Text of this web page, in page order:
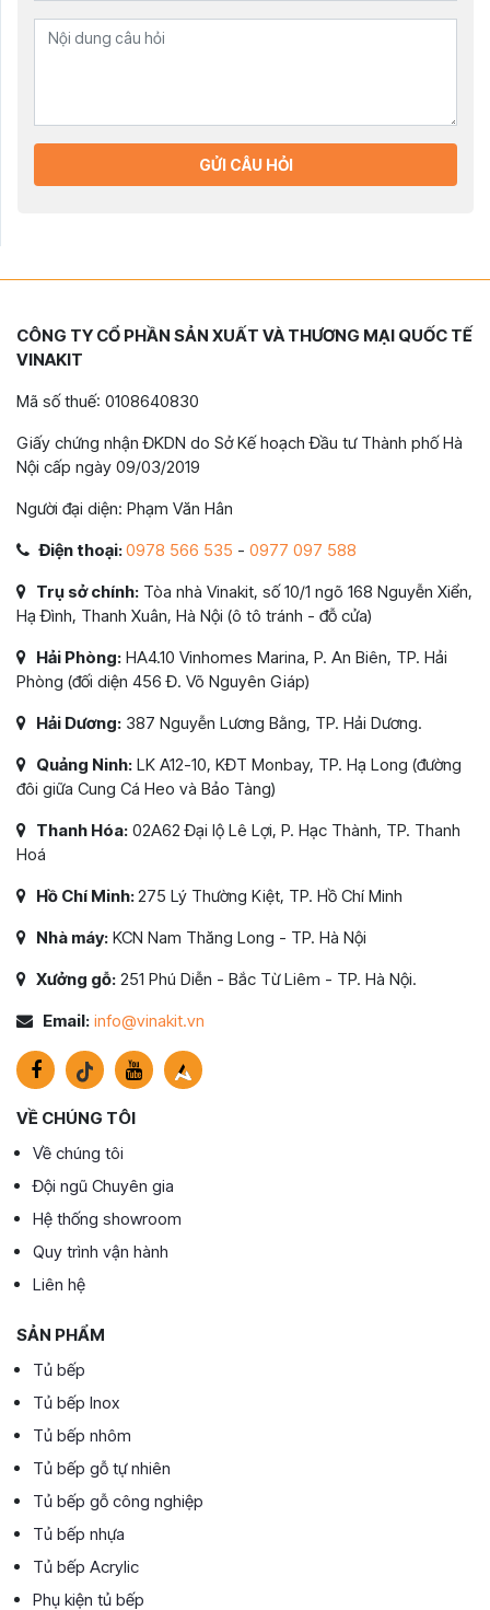
GỬI CÂU HỎI
CÔNG TY CỔ PHẦN SẢN XUẤT VÀ THƯƠNG MẠI QUỐC TẾ
VINAKIT
Mã số thuế: 0108640830
Giấy chứng nhận ĐKDN do Sở Kế hoạch Đầu tư Thành phố Hà
Nội cấp ngày 09/03/2019
Người đại diện: Phạm Văn Hân
Điện thoại:0978 566 535 - 0977 097 588
Trụ sở chính: Tòa nhà Vinakit, số 10/1 ngõ 168 Nguyễn Xiển,
Hạ Đình, Thanh Xuân, Hà Nội (ô tô tránh - đỗ cửa)
Hải Phòng: HA4.10 Vinhomes Marina, P. An Biên, TP. Hải
Phòng (đối diện 456 Đ. Võ Nguyên Giáp)
Hải Dương: 387 Nguyễn Lương Bằng, TP. Hải Dương.
Quảng Ninh: LK A12-10, KĐT Monbay, TP. Hạ Long (đường
đôi giữa Cung Cá Heo và Bảo Tàng)
Thanh Hóa: 02A62 Đại lộ Lê Lợi, P. Hạc Thành, TP. Thanh
Hoá
Hồ Chí Minh:275 Lý Thường Kiệt, TP. Hồ Chí Minh
Nhà máy: KCN Nam Thăng Long - TP. Hà Nội
Xưởng gỗ: 251 Phú Diễn - Bắc Từ Liêm - TP. Hà Nội.
Email: info@vinakit.vn
VỀ CHÚNG TÔI
Về chúng tôi
Đội ngũ Chuyên gia
Hệ thống showroom
Quy trình vận hành
Liên hệ
SẢN PHẨM
Tủ bếp
Tủ bếp Inox
Tủ bếp nhôm
Tủ bếp gỗ tự nhiên
Tủ bếp gỗ công nghiệp
Tủ bếp nhựa
Tủ bếp Acrylic
Phụ kiện tủ bếp